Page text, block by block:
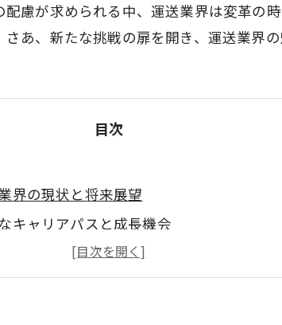
慮が求められる中、運送業界は変革の
あ、新たな挑戦の扉を開き、運送業界
目次
界の現状と将来展望
キャリアパスと成長機会
ノロジーの進化がもたらす変革
すい環境と労働条件の改善